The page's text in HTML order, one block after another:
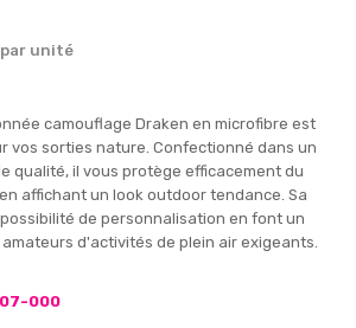
par unité
camouflage Draken en microfibre est
vos sorties nature. Confectionné dans un
qualité, il vous protège efficacement du
affichant un look outdoor tendance. Sa
de personnalisation en font un
d'activités de plein air exigeants.
000